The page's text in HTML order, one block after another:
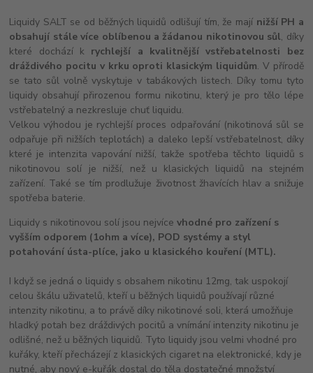
Liquidy SALT se od běžných liquidů odlišují tím, že mají nižší PH a
obsahují stále více oblíbenou a žádanou nikotinovou sůl, díky
které dochází k rychlejší a kvalitnější vstřebatelnosti bez
dráždivého pocitu v krku oproti klasickým liquidům. V přírodě
se tato sůl volně vyskytuje v tabákových listech. Díky tomu tyto
liquidy obsahují přirozenou formu nikotinu, který je pro tělo lépe
vstřebatelný a nezkresluje chuť liquidu.
Velkou výhodou je rychlejší proces odpařování (nikotinová sůl se
odpařuje při nižších teplotách) a daleko lepší vstřebatelnost, díky
které je intenzita vapování nižší, takže spotřeba těchto liquidů s
nikotinovou solí je nižší, než u klasických liquidů na stejném
zařízení. Také se tím prodlužuje životnost žhavících hlav a snižuje
spotřeba baterie.
Liquidy s nikotinovou solí jsou nejvícevhodné pro zařízení s
vyšším odporem (1ohm a více), POD systémy a styl
potahování ústa-plíce, jako u klasického kouření (MTL).
I když se jedná o liquidy s obsahem nikotinu 12mg, tak uspokojí
celou škálu uživatelů, kteří u běžných liquidů používají různé
intenzity nikotinu, a to právě díky nikotinové soli, která umožňuje
hladký potah bez dráždivých pocitů a vnímání intenzity nikotinu je
odlišné, než u běžných liquidů. Tyto liquidy jsou velmi vhodné pro
kuřáky, kteří přecházejí z klasických cigaret na elektronické, kdy je
nutné, aby nový e-kuřák dostal do těla dostatečné množství